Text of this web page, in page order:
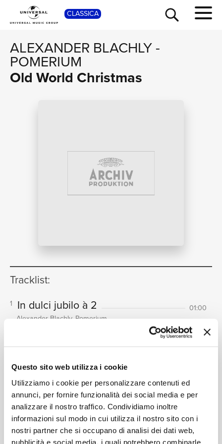
Questo sito web utilizza i cookie
Utilizziamo i cookie per personalizzare contenuti ed
annunci, per fornire funzionalità dei social media e per
analizzare il nostro traffico. Condividiamo inoltre
informazioni sul modo in cui utilizza il nostro sito con i
nostri partner che si occupano di analisi dei dati web,
pubblicità e social media, i quali potrebbero combinarle
CLASSICA
ALEXANDER BLACHLY-
POMERIUM
Old World Christmas
Tracklist:
1 In dulci jubilo à 2
01:00
Alexander Blachly, Pomerium
01:42
Alexander Blachly, Pomerium
3 In dulci jubilo à 3
In dulci jubilo à 4
01:00
Alexander Blachly, Pomerium
5 Resonet in laudibus
01:18
Alexander Blachly, Pomerium
SHOP
TOUR
NEWS
RICERCA
CHI SIAMO
CONTATTI